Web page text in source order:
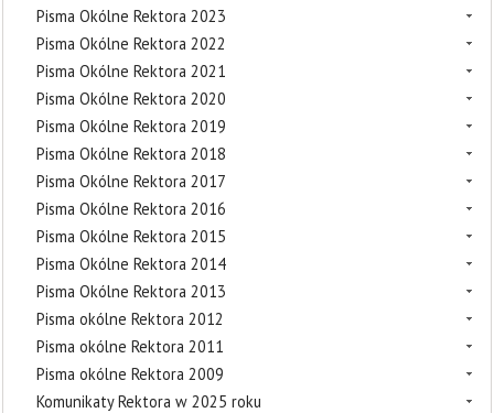
Pisma Okólne Rektora 2023
Pisma Okólne Rektora 2022
Pisma Okólne Rektora 2021
Pisma Okólne Rektora 2020
Pisma Okólne Rektora 2019
Pisma Okólne Rektora 2018
Pisma Okólne Rektora 2017
Pisma Okólne Rektora 2016
Pisma Okólne Rektora 2015
Pisma Okólne Rektora 2014
Pisma Okólne Rektora 2013
Pisma okólne Rektora 2012
Pisma okólne Rektora 2011
Pisma okólne Rektora 2009
Komunikaty Rektora w 2025 roku